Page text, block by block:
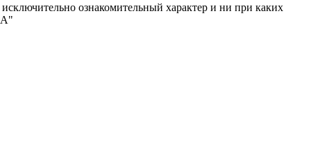
ознакомительный характер и ни при каких